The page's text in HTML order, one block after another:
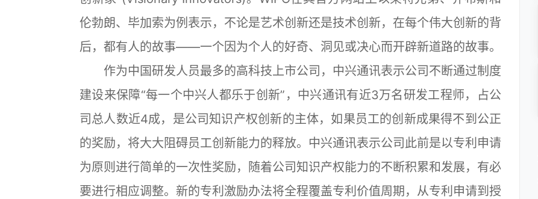
伦勃朗、毕加索为例表示，不论是艺术创新还是技术创新，在每个伟大创新的背
后，都有人的故事——一个因为个人的好奇、洞见或决心而开辟新道路的故事。
作为中国研发人员最多的高科技上市公司，中兴通讯表示公司不断通过制度
建设来保障“每一个中兴人都乐于创新”，中兴通讯有近3万名研发工程师，占公
司总人数近4成，是公司知识产权创新的主体，如果员工的创新成果得不到公正
的奖励，将大大阻碍员工创新能力的释放。中兴通讯表示公司此前是以专利申请
为原则进行简单的一次性奖励，随着公司知识产权能力的不断积累和发展，有必
要进行相应调整。新的专利激励办法将全程覆盖专利价值周期，从专利申请到授